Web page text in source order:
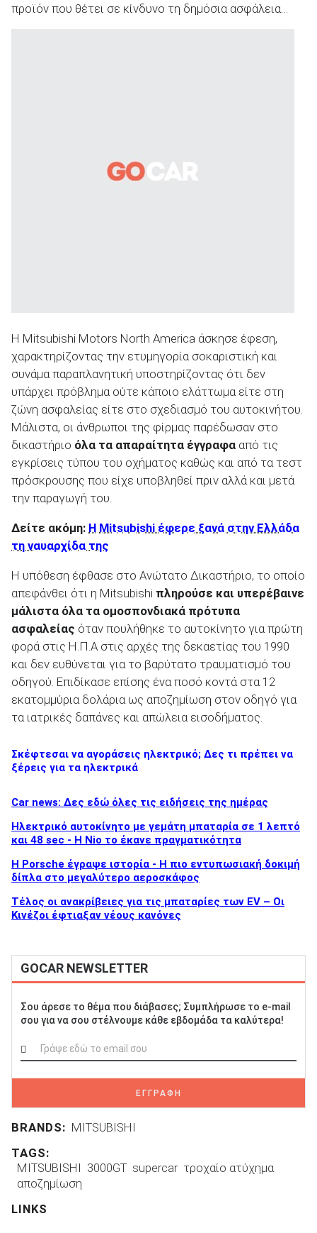
προϊόν που θέτει σε κίνδυνο τη δημόσια ασφάλεια…
Η Mitsubishi Motors North America άσκησε έφεση,
χαρακτηρίζοντας την ετυμηγορία σοκαριστική και
συνάμα παραπλανητική υποστηρίζοντας ότι δεν
υπάρχει πρόβλημα ούτε κάποιο ελάττωμα είτε στη
ζώνη ασφαλείας είτε στο σχεδιασμό του αυτοκινήτου.
Μάλιστα, οι άνθρωποι της φίρμας παρέδωσαν στο
δικαστήριο όλα τα απαραίτητα έγγραφα από τις
εγκρίσεις τύπου του οχήματος καθώς και από τα τεστ
πρόσκρουσης που είχε υποβληθεί πριν αλλά και μετά
την παραγωγή του.
Δείτε ακόμη: Η Mitsubishi έφερε ξανά στην Ελλάδα
τη ναυαρχίδα της
Η υπόθεση έφθασε στο Ανώτατο Δικαστήριο, το οποίο
απεφάνθει ότι η Mitsubishi πληρούσε και υπερέβαινε
μάλιστα όλα τα ομοσπονδιακά πρότυπα
ασφαλείας όταν πουλήθηκε το αυτοκίνητο για πρώτη
φορά στις Η.Π.Α στις αρχές της δεκαετίας του 1990
και δεν ευθύνεται για το βαρύτατο τραυματισμό του
οδηγού. Επιδίκασε επίσης ένα ποσό κοντά στα 12
εκατομμύρια δολάρια ως αποζημίωση στον οδηγό για
τα ιατρικές δαπάνες και απώλεια εισοδήματος.
Σκέφτεσαι να αγοράσεις ηλεκτρικό; Δες τι πρέπει να
ξέρεις για τα ηλεκτρικά
Car news: Δες εδώ όλες τις ειδήσεις της ημέρας
Ηλεκτρικό αυτοκίνητο με γεμάτη μπαταρία σε 1 λεπτό
και 48 sec - Η Nio το έκανε πραγματικότητα
H Porsche έγραψε ιστορία - H πιο εντυπωσιακή δοκιμή
δίπλα στο μεγαλύτερο αεροσκάφος
Τέλος οι ανακρίβειες για τις μπαταρίες των EV – Οι
Κινέζοι έφτιαξαν νέους κανόνες
GOCAR NEWSLETTER
Σου άρεσε το θέμα που διάβασες; Συμπλήρωσε το e-mail
σου για να σου στέλνουμε κάθε εβδομάδα τα καλύτερα!
ΕΓΓΡΑΦΗ
BRANDS: MITSUBISHI
TAGS:
MITSUBISHI 3000GT supercar τροχαίο ατύχημα
αποζημίωση
LINKS